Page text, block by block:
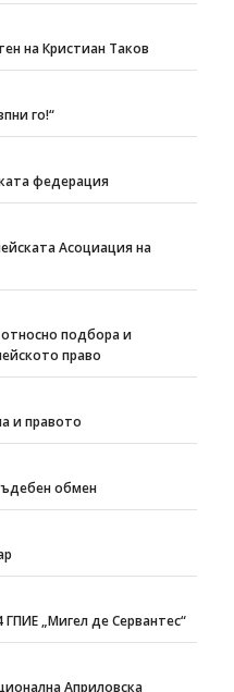
на Кристиан Таков
го!“
федерация
Асоциация на
подбора и
право
и правото
обмен
„Мигел де Сервантес“
Априловска